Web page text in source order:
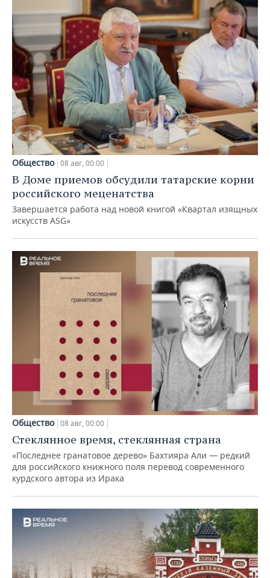
Общество 08 авг, 00:00
В Доме приемов обсудили татарские корни
российского меценатства
Завершается работа над новой книгой «Квартал изящных
искусств ASG»
Общество 08 авг, 00:00
Стеклянное время, стеклянная страна
«Последнее гранатовое дерево» Бахтияра Али — редкий
для российского книжного поля перевод современного
курдского автора из Ирака